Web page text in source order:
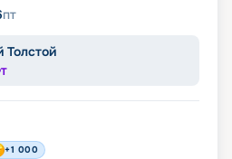
пт
Толстой
+1 000